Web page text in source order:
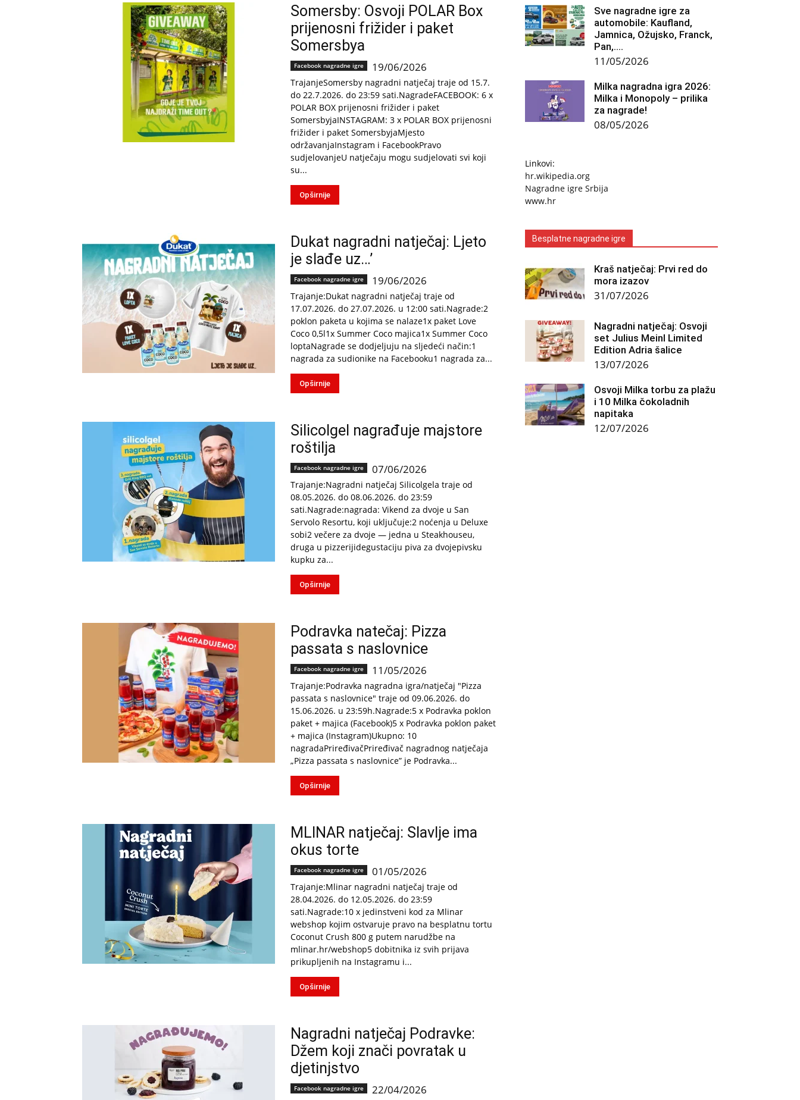
Somersby: Osvoji POLAR Box
prijenosni frižider i paket
Somersbya
Facebook nagradne igre 19/06/2026
TrajanjeSomersby nagradni natječaj traje od 15.7.
do 22.7.2026. do 23:59 sati.NagradeFACEBOOK: 6 x
POLAR BOX prijenosni frižider i paket
SomersbyjaINSTAGRAM: 3 x POLAR BOX prijenosni
frižider i paket SomersbyjaMjesto
održavanjaInstagram i FacebookPravo
sudjelovanjeU natječaju mogu sudjelovati svi koji
su...
Opširnije
Dukat nagradni natječaj: Ljeto
je slađe uz…’
Facebook nagradne igre 19/06/2026
Trajanje:Dukat nagradni natječaj traje od
17.07.2026. do 27.07.2026. u 12:00 sati.Nagrade:2
poklon paketa u kojima se nalaze1x paket Love
Coco 0,5l1x Summer Coco majica1x Summer Coco
loptaNagrade se dodjeljuju na sljedeći način:1
nagrada za sudionike na Facebooku1 nagrada za...
Opširnije
Silicolgel nagrađuje majstore
roštilja
Facebook nagradne igre 07/06/2026
Trajanje:Nagradni natječaj Silicolgela traje od
08.05.2026. do 08.06.2026. do 23:59
sati.Nagrade:nagrada: Vikend za dvoje u San
Servolo Resortu, koji uključuje:2 noćenja u Deluxe
sobi2 večere za dvoje — jedna u Steakhouseu,
druga u pizzerijidegustaciju piva za dvojepivsku
kupku za...
Opširnije
Podravka natečaj: Pizza
passata s naslovnice
Facebook nagradne igre 11/05/2026
Trajanje:Podravka nagradna igra/natječaj "Pizza
passata s naslovnice" traje od 09.06.2026. do
15.06.2026. u 23:59h.Nagrade:5 x Podravka poklon
paket + majica (Facebook)5 x Podravka poklon paket
+ majica (Instagram)Ukupno: 10
nagradaPriređivačPriređivač nagradnog natječaja
„Pizza passata s naslovnice” je Podravka...
Opširnije
MLINAR natječaj: Slavlje ima
okus torte
Facebook nagradne igre 01/05/2026
Trajanje:Mlinar nagradni natječaj traje od
28.04.2026. do 12.05.2026. do 23:59
sati.Nagrade:10 x jedinstveni kod za Mlinar
webshop kojim ostvaruje pravo na besplatnu tortu
Coconut Crush 800 g putem narudžbe na
mlinar.hr/webshop5 dobitnika iz svih prijava
prikupljenih na Instagramu i...
Opširnije
Nagradni natječaj Podravke:
Džem koji znači povratak u
djetinjstvo
Facebook nagradne igre 22/04/2026
Sve nagradne igre za
automobile: Kaufland,
Jamnica, Ožujsko, Franck,
Pan,….
11/05/2026
Milka nagradna igra 2026:
Milka i Monopoly – prilika
za nagrade!
08/05/2026
Linkovi:
hr.wikipedia.org
Nagradne igre Srbija
www.hr
Besplatne nagradne igre
Kraš natječaj: Prvi red do
mora izazov
31/07/2026
Nagradni natječaj: Osvoji
set Julius Meinl Limited
Edition Adria šalice
13/07/2026
Osvoji Milka torbu za plažu
i 10 Milka čokoladnih
napitaka
12/07/2026